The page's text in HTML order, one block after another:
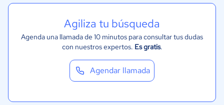
Recursos Humanos
Moda y textiles
Agiliza tu búsqueda
Agenda una llamada de 10 minutos para consultar tus dudas
con nuestros expertos. Es gratis.
Agendar llamada